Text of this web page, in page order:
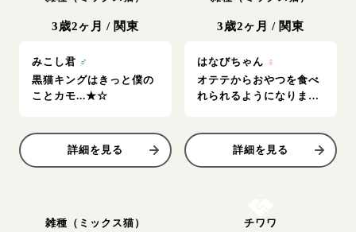
3歳2ヶ月 / 関東
みこし君 ♂
黒猫キングはきっと僕の
ことカモ...★☆
詳細を見る
3歳2ヶ月 / 関東
はなびちゃん ♀
オテテからおやつを食べ
れられるようになりまし
詳細を見る
雑種（ミックス猫） チワワ